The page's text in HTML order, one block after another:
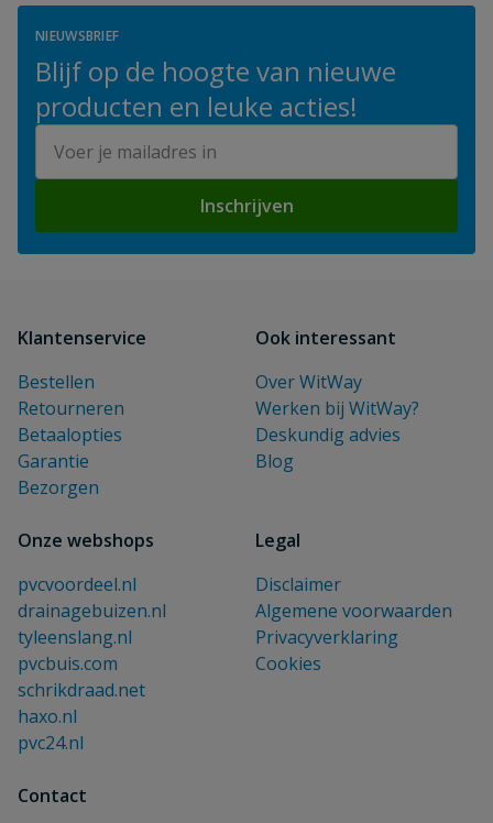
NIEUWSBRIEF
Blijf op de hoogte van nieuwe
producten en leuke acties!
Inschrijven
Klantenservice
Bestellen
Retourneren
Betaalopties
Garantie
Bezorgen
Ook interessant
Over WitWay
Werken bij WitWay?
Deskundig advies
Blog
Onze webshops
pvcvoordeel.nl
drainagebuizen.nl
tyleenslang.nl
pvcbuis.com
schrikdraad.net
haxo.nl
pvc24.nl
Legal
Disclaimer
Algemene voorwaarden
Privacyverklaring
Cookies
Contact